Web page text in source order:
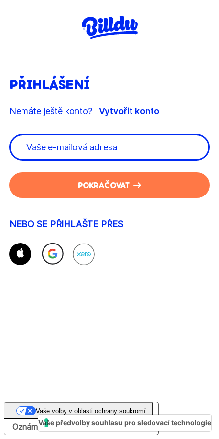
PŘIHLÁŠENÍ
Nemáte ještě konto? Vytvořit konto
POKRAČOVAT
NEBO SE PŘIHLAŠTE PŘES
Oznámení při sběru
Vaše volby v oblasti ochrany soukromí
Vaše předvolby souhlasu pro sledovací technologie